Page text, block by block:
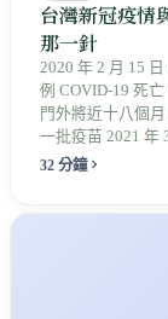
台灣新冠疫情
那一針
2020 年 2 月 15
例 COVID-19 死
門外將近十八個
一批疫苗 2021 年
時，長者的第三劑
32 分鐘